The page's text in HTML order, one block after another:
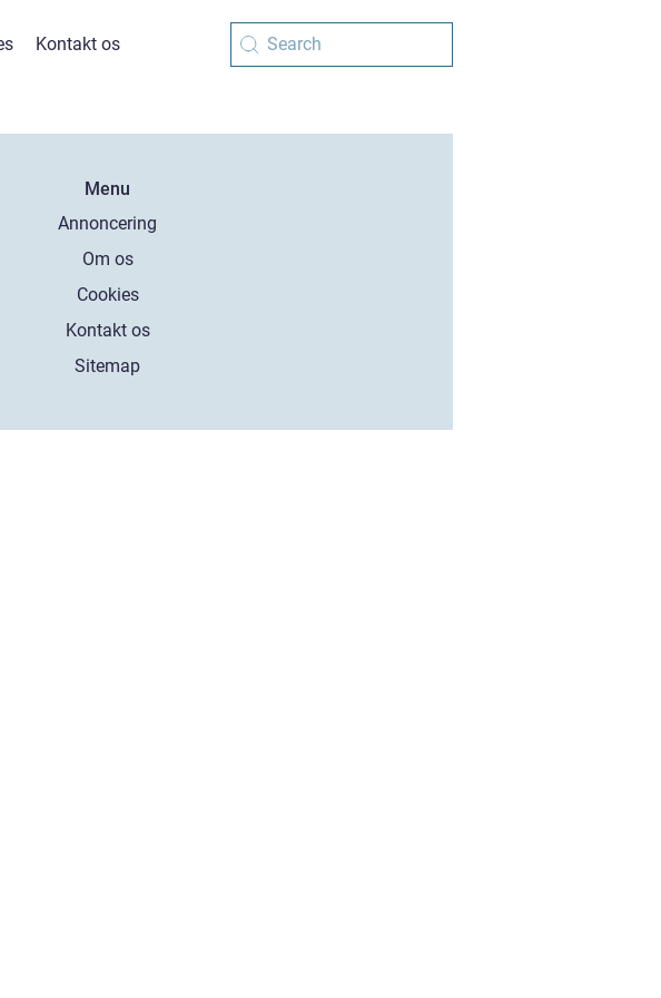
Kontakt os
Menu
Annoncering
Om os
Cookies
Kontakt os
Sitemap